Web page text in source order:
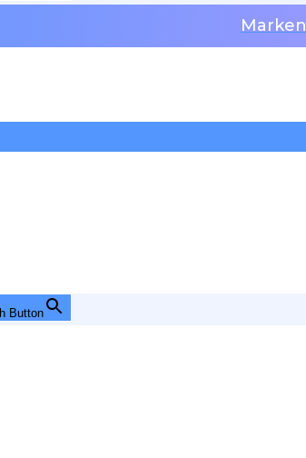
Marken
Button